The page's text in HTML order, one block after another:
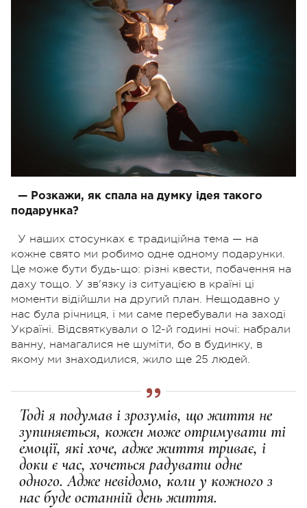
— Розкажи, як спала на думку ідея такого
подарунка?
У наших стосунках є традиційна тема — на
кожне свято ми робимо одне одному подарунки.
Це може бути будь-що: різні квести, побачення на
даху тощо. У зв'язку із ситуацією в країні ці
моменти відійшли на другий план. Нещодавно у
нас була річниця, і ми саме перебували на заході
Україні. Відсвяткували о 12-й годині ночі: набрали
ванну, намагалися не шуміти, бо в будинку, в
якому ми знаходилися, жило ще 25 людей.
Тоді я подумав і зрозумів, що життя не
зупиняється, кожен може отримувати ті
емоції, які хоче, адже життя триває, і
доки є час, хочеться радувати одне
одного. Адже невідомо, коли у кожного з
нас буде останній день життя.